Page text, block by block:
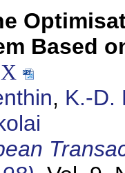
Based
X
, K.-D.